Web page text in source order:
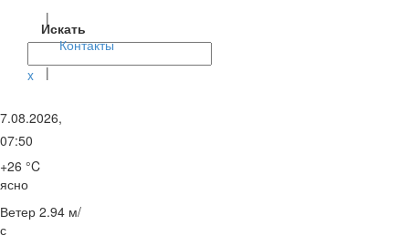
Искать
x
|
Контакты
|
7.08.2026,
07:50
+26 °C
ясно
Ветер 2.94 м/
с